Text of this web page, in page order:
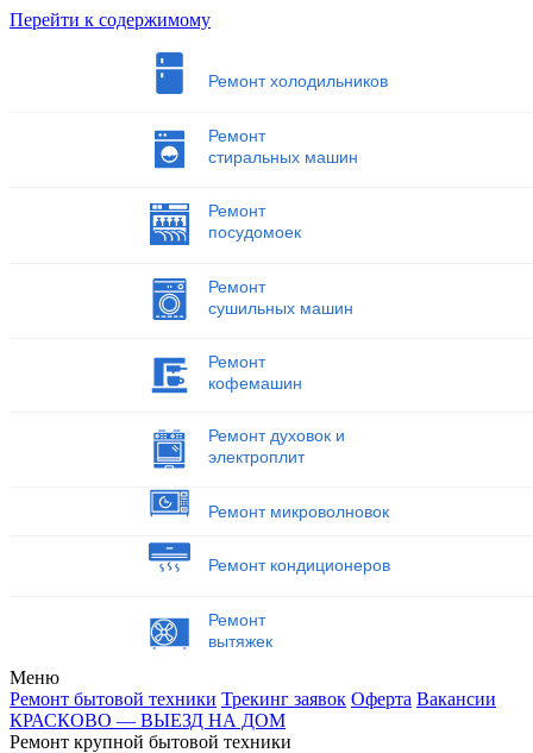
Перейти к содержимому
Ремонт холодильников
Ремонт
стиральных машин
Ремонт
посудомоек
Ремонт
сушильных машин
Ремонт
кофемашин
Ремонт духовок и
электроплит
Ремонт микроволновок
Ремонт кондиционеров
Ремонт
вытяжек
Меню
Ремонт бытовой техники Трекинг заявок Оферта Вакансии
КРАСКОВО — ВЫЕЗД НА ДОМ
Ремонт крупной бытовой техники